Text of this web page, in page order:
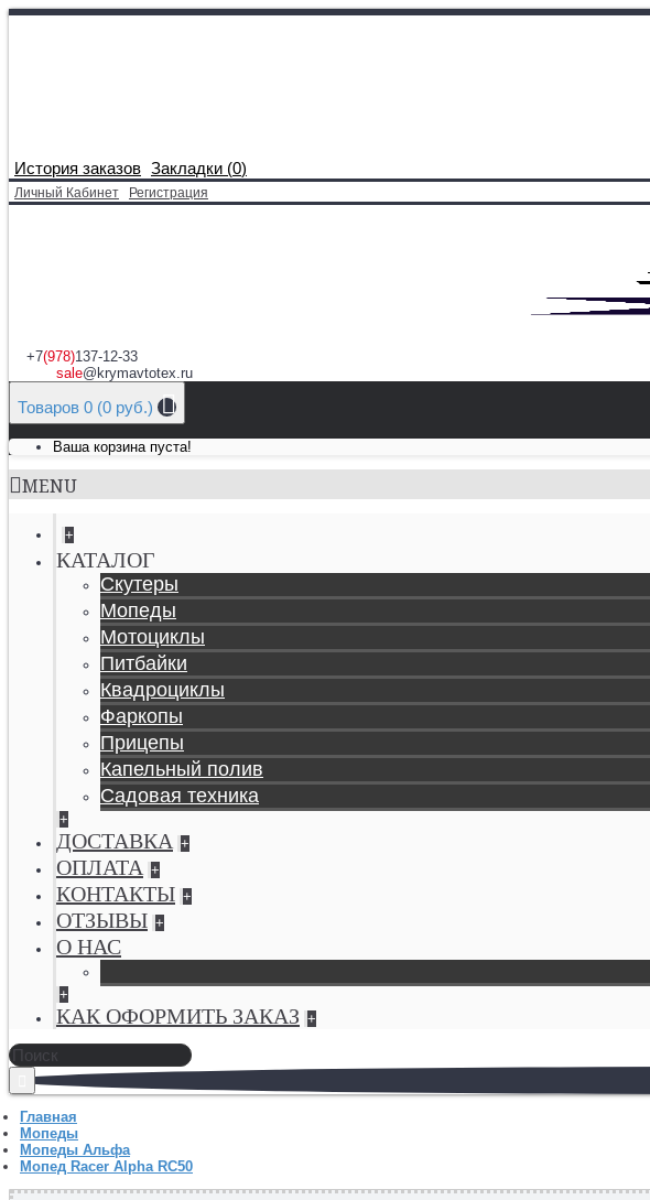
История заказов Закладки (0)
Личный Кабинет Регистрация
+7(978)137-12-33
sale@krymavtotex.ru
Товаров 0 (0 руб.)
Ваша корзина пуста!
MENU
+
КАТАЛОГ
Скутеры
Мопеды
Мотоциклы
Питбайки
Квадроциклы
Фаркопы
Прицепы
Капельный полив
Садовая техника
+
ДОСТАВКА +
ОПЛАТА +
КОНТАКТЫ +
ОТЗЫВЫ +
О НАС
+
КАК ОФОРМИТЬ ЗАКАЗ +
Главная
Мопеды
Мопеды Альфа
Мопед Racer Alpha RC50